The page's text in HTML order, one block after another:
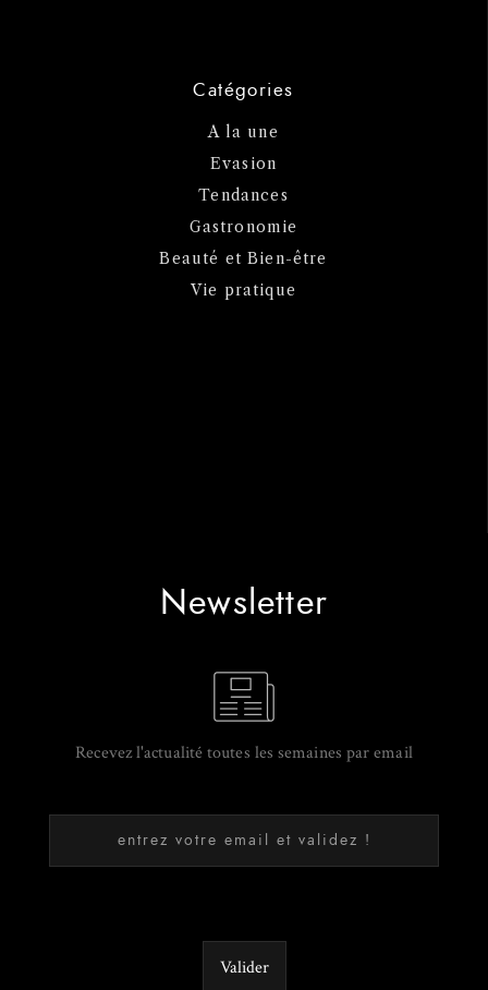
Catégories
A la une
Evasion
Tendances
Gastronomie
Beauté et Bien-être
Vie pratique
Newsletter
Recevez l'actualité toutes les semaines par email